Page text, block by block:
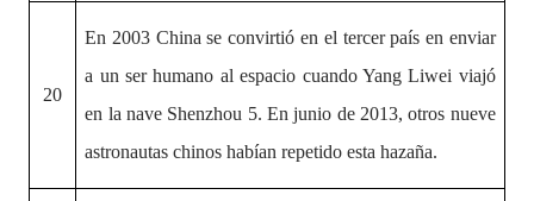
20
En 2003 China se convirtió en el tercer país en enviar
a un ser humano al espacio cuando Yang Liwei viajó
en la nave Shenzhou 5. En junio de 2013, otros nueve
astronautas chinos habían repetido esta hazaña.